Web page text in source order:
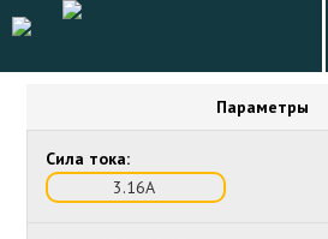
Параметры
Сила тока:
3.16А